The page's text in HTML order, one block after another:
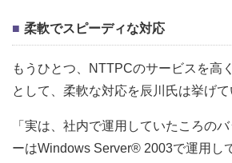
柔軟でスピーディな対応
もうひとつ、NTTPCのサービスを高
として、柔軟な対応を辰川氏は挙げて
「実は、社内で運用していたころの
ーはWindows Server® 2003で運用し